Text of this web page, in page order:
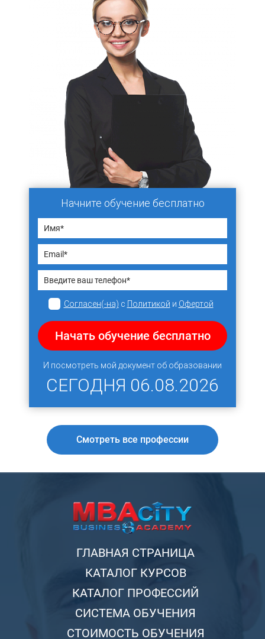
Начните обучение бесплатно
Согласен(-на) с Политикой и Офертой
Начать обучение бесплатно
И посмотреть мой документ об образовании
СЕГОДНЯ 06.08.2026
Смотреть все профессии
ГЛАВНАЯ СТРАНИЦА
КАТАЛОГ КУРСОВ
КАТАЛОГ ПРОФЕССИЙ
СИСТЕМА ОБУЧЕНИЯ
СТОИМОСТЬ ОБУЧЕНИЯ